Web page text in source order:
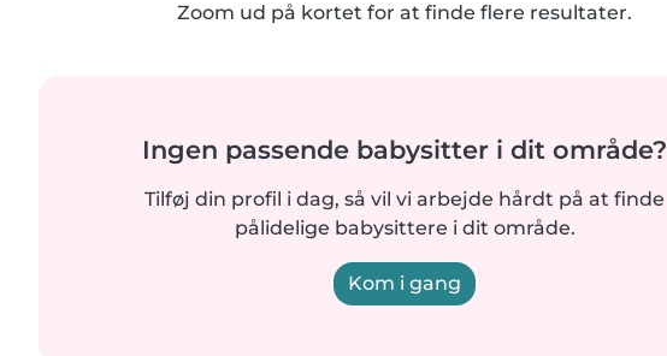
Zoom ud på kortet for at finde flere resultater.
Ingen passende babysitter i dit område?
Tilføj din profil i dag, så vil vi arbejde hårdt på at finde
pålidelige babysittere i dit område.
Kom i gang